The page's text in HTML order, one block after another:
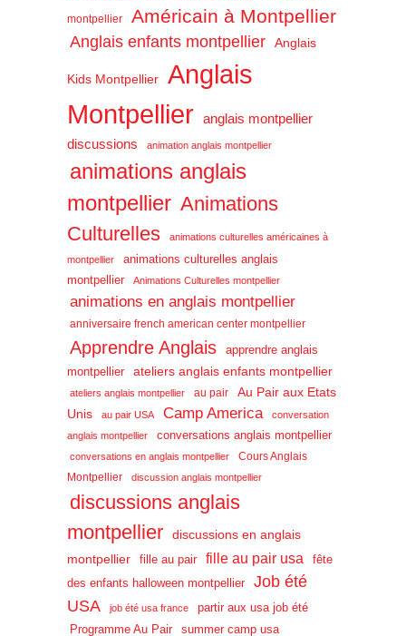
montpellier Américain à Montpellier
Anglais enfants montpellier Anglais
Kids Montpellier
Anglais
Montpellier
anglais montpellier
discussions
animation anglais montpellier
animations anglais
montpellier Animations
Culturelles
animations culturelles américaines à
montpellier
animations culturelles anglais
montpellier
Animations Culturelles montpellier
animations en anglais montpellier
anniversaire french american center montpellier
Apprendre Anglais
apprendre anglais
montpellier
ateliers anglais enfants montpellier
ateliers anglais montpellier au pair
Au Pair aux Etats
Unis
au pair USA Camp America
conversation
anglais montpellier
conversations anglais montpellier
conversations en anglais montpellier
Cours Anglais
Montpellier
discussion anglais montpellier
discussions anglais
montpellier
discussions en anglais
montpellier
fille au pair fille au pair usa
fête
des enfants halloween montpellier
Job été
USA
job été usa france
partir aux usa job été
Programme Au Pair
summer camp usa